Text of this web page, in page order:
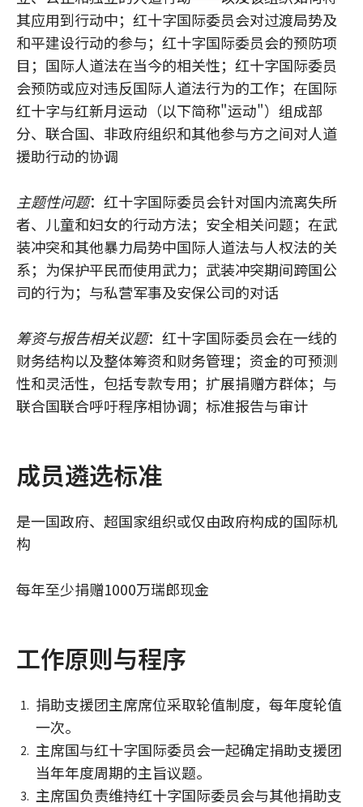
其应用到行动中；红十字国际委员会对过渡局势及
和平建设行动的参与；红十字国际委员会的预防项
目；国际人道法在当今的相关性；红十字国际委员
会预防或应对违反国际人道法行为的工作；在国际
红十字与红新月运动（以下简称"运动"）组成部
分、联合国、非政府组织和其他参与方之间对人道
援助行动的协调
主题性问题：红十字国际委员会针对国内流离失所
者、儿童和妇女的行动方法；安全相关问题；在武
装冲突和其他暴力局势中国际人道法与人权法的关
系；为保护平民而使用武力；武装冲突期间跨国公
司的行为；与私营军事及安保公司的对话
筹资与报告相关议题：红十字国际委员会在一线的
财务结构以及整体筹资和财务管理；资金的可预测
性和灵活性，包括专款专用；扩展捐赠方群体；与
联合国联合呼吁程序相协调；标准报告与审计
成员遴选标准
是一国政府、超国家组织或仅由政府构成的国际机
构
每年至少捐赠1000万瑞郎现金
工作原则与程序
捐助支援团主席席位采取轮值制度，每年度轮值
一次。
主席国与红十字国际委员会一起确定捐助支援团
当年年度周期的主旨议题。
主席国负责维持红十字国际委员会与其他捐助支